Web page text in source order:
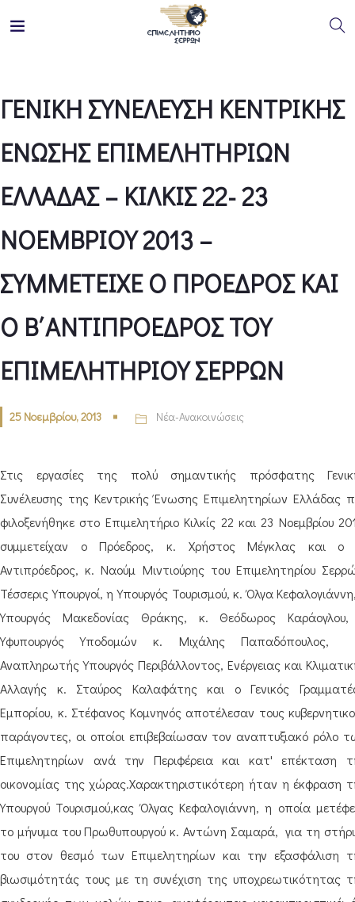
ΓΕΝΙΚΗ ΣΥΝΕΛΕΥΣΗ ΚΕΝΤΡΙΚΗΣ
ΕΝΩΣΗΣ ΕΠΙΜΕΛΗΤΗΡΙΩΝ
ΕΛΛΑΔΑΣ – ΚΙΛΚΙΣ 22- 23
ΝΟΕΜΒΡΙΟΥ 2013 –
ΣΥΜΜΕΤΕΙΧΕ Ο ΠΡΟΕΔΡΟΣ ΚΑΙ
Ο Β΄ΑΝΤΙΠΡΟΕΔΡΟΣ ΤΟΥ
ΕΠΙΜΕΛΗΤΗΡΙΟΥ ΣΕΡΡΩΝ
25 Νοεμβρίου, 2013 Νέα-Ανακοινώσεις
Στις εργασίες της πολύ σημαντικής πρόσφατης
Συνέλευσης της Κεντρικής Ένωσης Επιμελητηρίων Ελλάδας
φιλοξενήθηκε στο Επιμελητήριο Κιλκίς 22 και 23 Νοεμβρίου
συμμετείχαν ο Πρόεδρος, κ. Χρήστος Μέγκλας και ο
Αντιπρόεδρος, κ. Ναούμ Μιντιούρης του Επιμελητηρίου
Τέσσερις Υπουργοί, η Υπουργός Τουρισμού, κ. Όλγα
Υπουργός Μακεδονίας Θράκης, κ. Θεόδωρος
Υφυπουργός Υποδομών κ. Μιχάλης
Αναπληρωτής Υπουργός Περιβάλλοντος, Ενέργειας και
Αλλαγής κ. Σταύρος Καλαφάτης και ο Γενικός
Εμπορίου, κ. Στέφανος Κομνηνός αποτέλεσαν τους
παράγοντες, οι οποίοι επιβεβαίωσαν τον αναπτυξιακό ρόλο
Επιμελητηρίων ανά την Περιφέρεια και κατ' επέκταση
οικονομίας της χώρας.Χαρακτηριστικότερη ήταν η έκφραση
Υπουργού Τουρισμού,κας Όλγας Κεφαλογιάννη, η οποία
το μήνυμα του Πρωθυπουργού κ. Αντώνη Σαμαρά, για τη
του στον θεσμό των Επιμελητηρίων και την εξασφάλιση
βιωσιμότητάς τους με τη συνέχιση της υποχρεωτικότητας